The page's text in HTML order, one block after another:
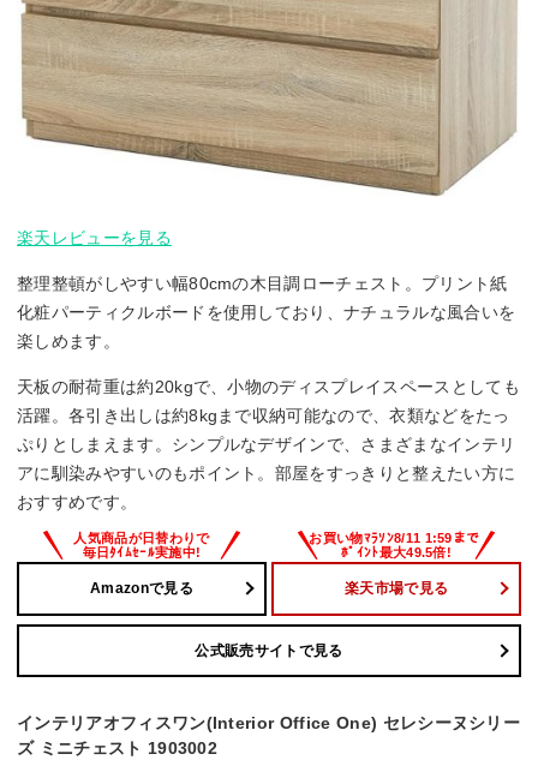
楽天レビューを見る
整理整頓がしやすい幅80cmの木目調ローチェスト。プリント紙
化粧パーティクルボードを使用しており、ナチュラルな風合いを
楽しめます。
天板の耐荷重は約20kgで、小物のディスプレイスペースとしても
活躍。各引き出しは約8kgまで収納可能なので、衣類などをたっ
ぷりとしまえます。シンプルなデザインで、さまざまなインテリ
アに馴染みやすいのもポイント。部屋をすっきりと整えたい方に
おすすめです。
Amazonで見る 楽天市場で見る
公式販売サイトで見る
インテリアオフィスワン(Interior Office One) セレシーヌシリー
ズ ミニチェスト 1903002